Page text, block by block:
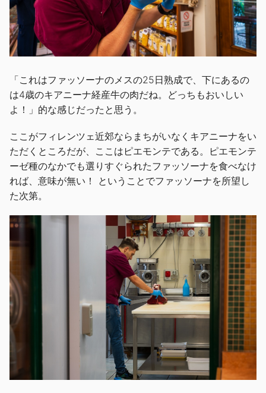
「これはファッソーナのメスの25日熟成で、下にあるの
は4歳のキアニーナ経産牛の肉だね。どっちもおいしい
よ！」的な感じだったと思う。
ここがフィレンツェ近郊ならまちがいなくキアニーナをい
ただくところだが、ここはピエモンテである。ピエモンテ
ーゼ種のなかでも選りすぐられたファッソーナを食べなけ
れば、意味が無い！ ということでファッソーナを所望し
た次第。